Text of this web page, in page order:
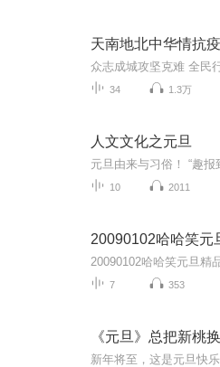
天南地北中华情抗
34 1.3万
人文文化之元旦
10 2011
20090102哈哈笑元
20090102哈哈笑元旦精
7 353
《元旦》总把新桃
新年将至，这是元旦快